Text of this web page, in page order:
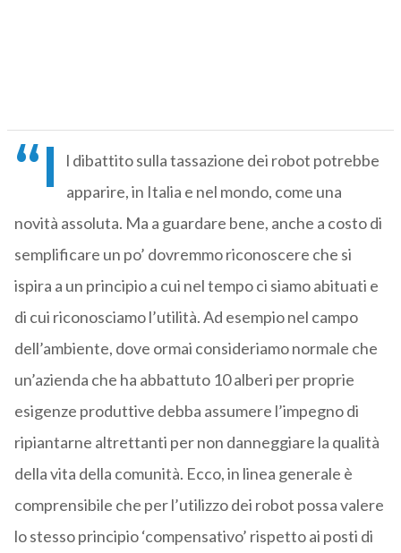
“I
l dibattito sulla tassazione dei robot potrebbe
apparire, in Italia e nel mondo, come una
novità assoluta. Ma a guardare bene, anche a costo di
semplificare un po’ dovremmo riconoscere che si
ispira a un principio a cui nel tempo ci siamo abituati e
di cui riconosciamo l’utilità. Ad esempio nel campo
dell’ambiente, dove ormai consideriamo normale che
un’azienda che ha abbattuto 10 alberi per proprie
esigenze produttive debba assumere l’impegno di
ripiantarne altrettanti per non danneggiare la qualità
della vita della comunità. Ecco, in linea generale è
comprensibile che per l’utilizzo dei robot possa valere
lo stesso principio ‘compensativo’ rispetto ai posti di